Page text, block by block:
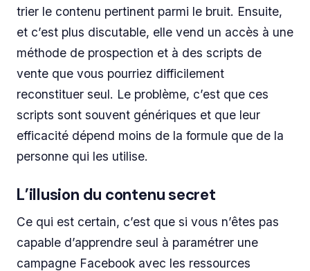
trier le contenu pertinent parmi le bruit. Ensuite,
et c’est plus discutable, elle vend un accès à une
méthode de prospection et à des scripts de
vente que vous pourriez difficilement
reconstituer seul. Le problème, c’est que ces
scripts sont souvent génériques et que leur
efficacité dépend moins de la formule que de la
personne qui les utilise.
L’illusion du contenu secret
Ce qui est certain, c’est que si vous n’êtes pas
capable d’apprendre seul à paramétrer une
campagne Facebook avec les ressources